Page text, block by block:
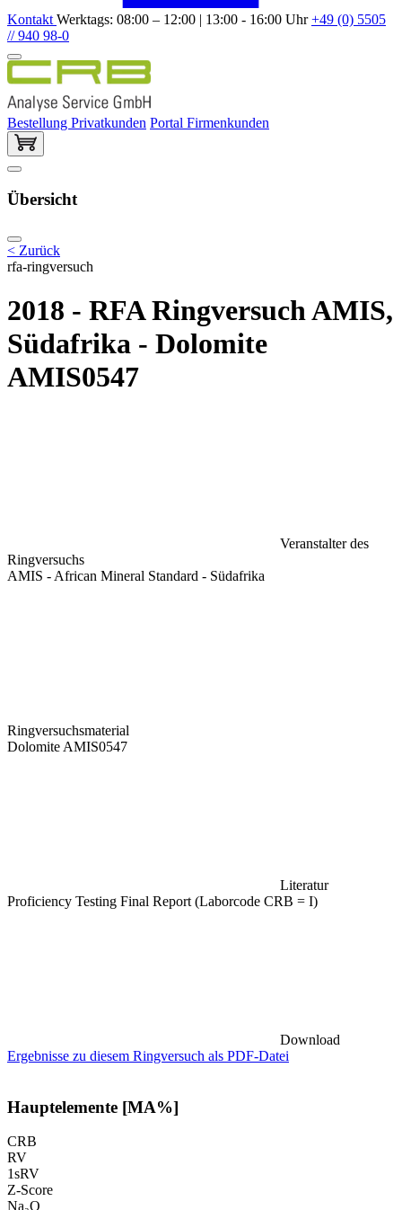
Kontakt Werktags: 08:00 – 12:00 | 13:00 - 16:00 Uhr+49 (0) 5505
// 940 98-0
Bestellung Privatkunden Portal Firmenkunden
Übersicht
< Zurück
rfa-ringversuch
2018 - RFA Ringversuch AMIS,
Südafrika - Dolomite
AMIS0547
Veranstalter des
Ringversuchs
AMIS - African Mineral Standard - Südafrika
Ringversuchsmaterial
Dolomite AMIS0547
Literatur
Proficiency Testing Final Report (Laborcode CRB = I)
Download
Ergebnisse zu diesem Ringversuch als PDF-Datei
Hauptelemente [MA%]
CRB
RV
1sRV
Z-Score
Na₂O